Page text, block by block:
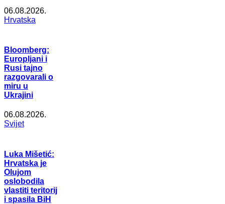
06.08.2026.
Hrvatska
Bloomberg:
Europljani i
Rusi tajno
razgovarali o
miru u
Ukrajini
06.08.2026.
Svijet
Luka Mišetić:
Hrvatska je
Olujom
oslobodila
vlastiti teritorij
i spasila BiH